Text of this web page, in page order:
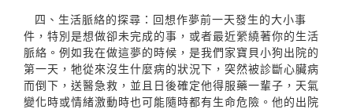
四、生活脈絡的探尋：回想作夢前一天發生的大小事
件，特別是想做卻未完成的事，或者最近縈繞著你的生活
脈絡。例如我在做這夢的時候，是我們家寶貝小狗出院的
第一天，牠從來沒生什麼病的狀況下，突然被診斷心臟病
而倒下，送醫急救，並且日後確定他得服藥一輩子，天氣
變化時或情緒激動時也可能隨時都有生命危險。他的出院